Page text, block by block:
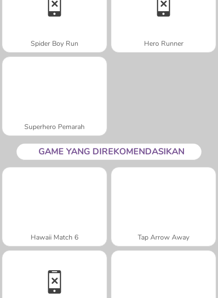
Spider Boy Run Hero Runner
Superhero Pemarah
GAME YANG DIREKOMENDASIKAN
Hawaii Match 6 Tap Arrow Away